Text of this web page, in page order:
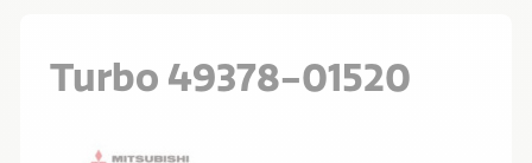
Turbo 49378-01520